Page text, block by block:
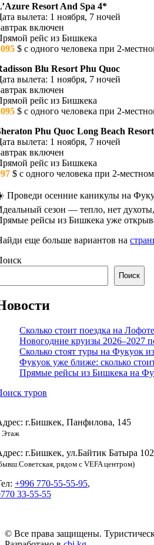
Resort And Spa 4*
вылета: 1 ноября, 7 ночей
включен
рейс из Бишкека
$ с одного человека при 2-
Blu Resort Phu Quoc
вылета: 1 ноября, 7 ночей
включен
рейс из Бишкека
$ с одного человека при 2-
Phu Quoc Long Beach
вылета: 1 ноября, 7 ночей
включен
рейс из Бишкека
$ с одного человека при 2-
Проведи осенние каникулы на
сезон — тепло, нет
рейсы из Бишкека уже
еще больше вариантов на
Поиск
Сколько стоит поездка на
Новогодние круизы 2026–2027
Сколько стоят туры на Фукуок
Фукуок уже ближе: сколько
Прямые рейсы из Бишкека на
туров
г.Бишкек, Панфилова, 145
Этаж
г.Бишкек, ул.Байтик Батыра 102
рядом с VEFA центром)
+996 770-55-55-95,
33-55-55
© Все права защищены.